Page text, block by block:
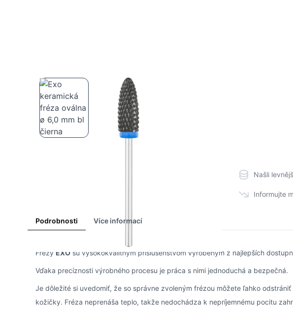
Našli
Informujte
Podrobnosti Více informací
Frézy EXO sú vysokokvalitným príslušenstvom vyrobeným z najlepších
Vďaka precíznosti výrobného procesu je práca s nimi jednoduchá a bezpečná.
Je dôležité si uvedomiť, že so správne zvoleným frézou môžete ľahko
kožičky. Fréza neprenáša teplo, takže nedochádza k nepríjemnému pocitu